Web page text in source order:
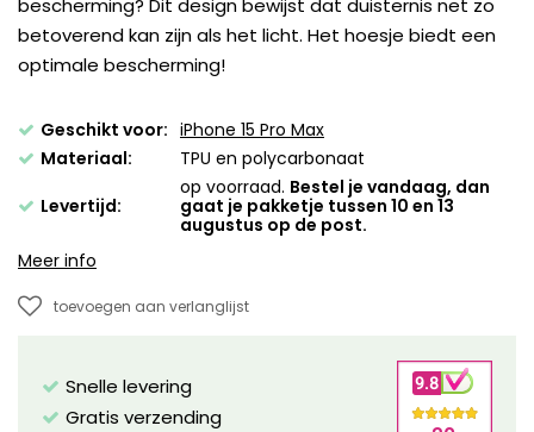
bescherming? Dit design bewijst dat duisternis net zo
betoverend kan zijn als het licht. Het hoesje biedt een
optimale bescherming!
Geschikt voor: iPhone 15 Pro Max
Materiaal:
TPU en polycarbonaat
Levertijd:
op voorraad. Bestel je vandaag, dan
gaat je pakketje tussen 10 en 13
augustus op de post.
Meer info
toevoegen aan verlanglijst
Snelle levering
Gratis verzending